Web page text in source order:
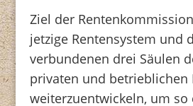
Ziel der
jetzige Rentensystem und
verbundenen drei Säulen
privaten und betrieblichen
weiterzuentwickeln, um so